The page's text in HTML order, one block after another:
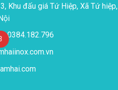
Khu đấu giá Tứ Hiệp, Xã Tứ hiệp,
0384.182.796